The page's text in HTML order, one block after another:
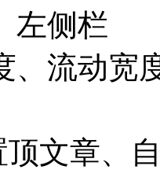
左侧栏
、流动宽
顶文章、